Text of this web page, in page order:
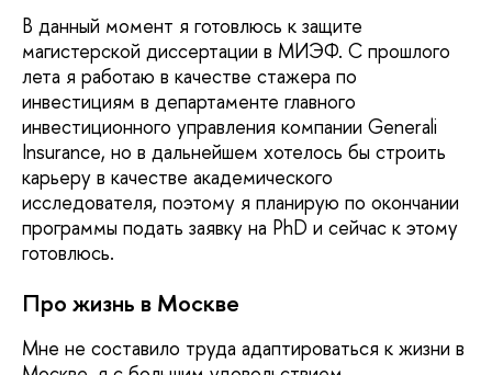
В данный момент я готовлюсь к защите
магистерской диссертации в МИЭФ. С прошлого
лета я работаю в качестве стажера по
инвестициям в департаменте главного
инвестиционного управления компании Generali
Insurance, но в дальнейшем хотелось бы строить
карьеру в качестве академического
исследователя, поэтому я планирую по окончании
программы подать заявку на PhD и сейчас к этому
готовлюсь.
Про жизнь в Москве
Мне не составило труда адаптироваться к жизни в